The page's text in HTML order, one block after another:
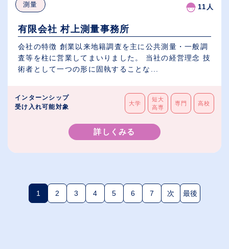
測量 11人
有限会社 村上測量事務所
会社の特徴 創業以来地籍調査を主に公共測量・一般調
査等を柱に営業してまいりました。 当社の経営理念 技
術者として一つの形に固執することな...
インターンシップ
受け入れ可能対象
大学
短大
高専
専門 高校
詳しくみる
1(現在のページ)
2 3 4 5 6 7 次 最後